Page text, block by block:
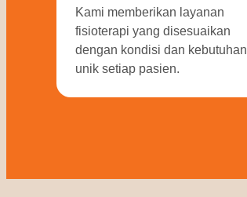
Kami memberikan layanan
fisioterapi yang disesuaikan
dengan kondisi dan kebutuhan
unik setiap pasien.